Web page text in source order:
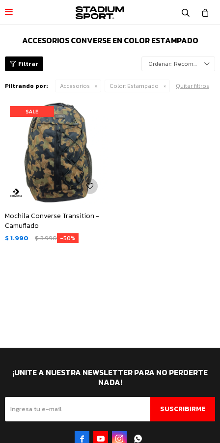

ACCESORIOS CONVERSE EN COLOR ESTAMPADO
Recomendados
Filtrando por: Accesorios Color: Estampado Quitar filtros
Mochila Converse Transition -
Camuflado
$ 1.990 $3.990 50
¡UNITE A NUESTRA NEWSLETTER PARA NO PERDERTE
NADA!
SUSCRIBIRME
   